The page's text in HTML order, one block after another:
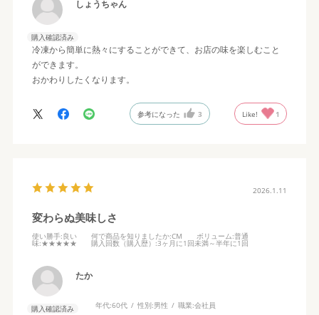
しょうちゃん
購入確認済み
冷凍から簡単に熱々にすることができて、お店の味を楽しむこと
ができます。
おかわりしたくなります。
参考になった 3 Like! 1
2026.1.11
変わらぬ美味しさ
使い勝手:良い 何で商品を知りましたか:CM ボリューム:普通
味:★★★★★ 購入回数（購入歴） :3ヶ月に1回未満～半年に1回
たか
購入確認済み 年代:60代 性別:男性 職業:会社員